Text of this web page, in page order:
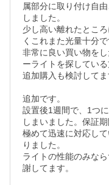
属部分に取り付け自
しました。
少し高い離れたとこ
くこれまた光量十分で
非常に良い買い物を
ーライトを探してい
追加購入も検討してま
追加です。
設置後1週間で、1つ
しまいました。保証
極めて迅速に対応し
りました。
ライトの性能のみな
謝してます。